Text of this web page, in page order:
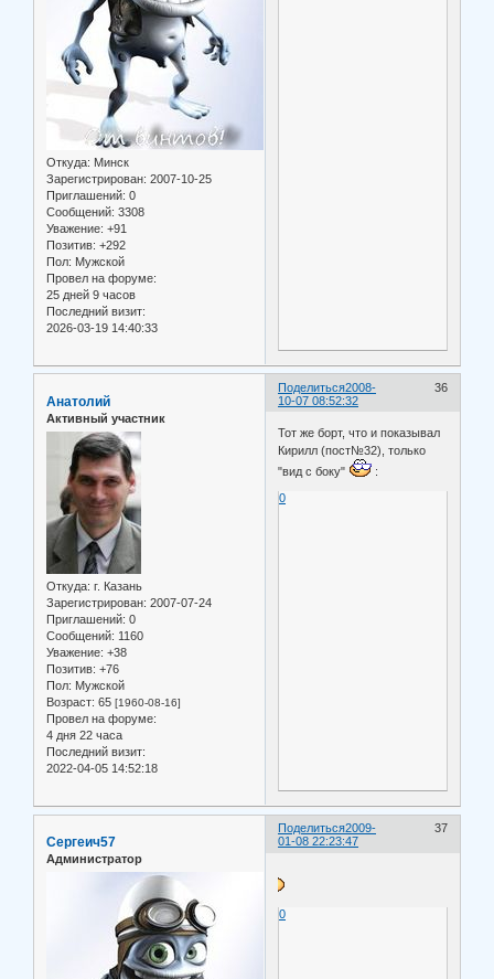
Откуда: Минск
Зарегистрирован: 2007-10-25
Приглашений: 0
Сообщений: 3308
Уважение: +91
Позитив: +292
Пол: Мужской
Провел на форуме:
25 дней 9 часов
Последний визит:
2026-03-19 14:40:33
Поделиться 36
2008-
10-07 08:52:32
Анатолий
Активный участник
Откуда: г. Казань
Зарегистрирован: 2007-07-24
Приглашений: 0
Сообщений: 1160
Уважение: +38
Позитив: +76
Пол: Мужской
Возраст: 65 [1960-08-16]
Провел на форуме:
4 дня 22 часа
Последний визит:
2022-04-05 14:52:18
Тот же борт, что и показывал
Кирилл (пост№32), только
"вид с боку"
:
0
Поделиться 37
2009-
01-08 22:23:47
Сергеич57
Администратор
0